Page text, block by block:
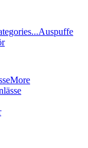
Auspuffe
More